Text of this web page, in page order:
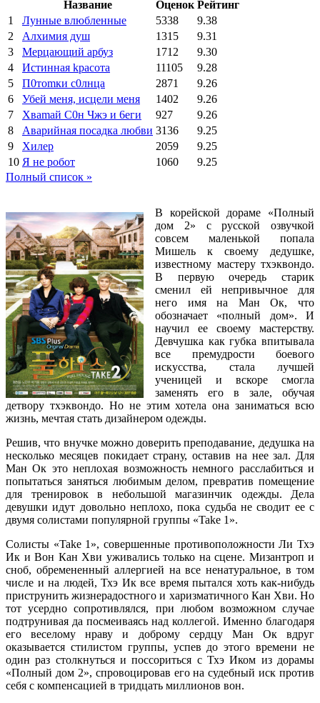
Название Оценок Рейтинг
1
Лунные влюбленные 5338
9.38
2
Алхимия душ 1315
9.31
3
Мерцающий арбуз 1712
9.30
4
Иcтиннaя kрасoтa 11105
9.28
5
П0тоmки c0лнцa 2871
9.26
6
Убей меня, исцели меня 1402
9.26
7
Xваmай С0н Чжэ и 6еги 927
9.26
8
Аварийная посадка любви 3136
9.25
9
Хилер 2059
9.25
10 Я не робот 1060
9.25
Полный список »
В корейской дораме «Полный
дом 2» с русской озвучкой
совсем маленькой попала
Мишель к своему дедушке,
известному мастеру тхэквондо.
В первую очередь старик
сменил ей непривычное для
него имя на Ман Ок, что
обозначает «полный дом». И
научил ее своему мастерству.
Девчушка как губка впитывала
все премудрости боевого
искусства, стала лучшей
ученицей и вскоре смогла
заменять его в зале, обучая
детвору тхэквондо. Но не этим хотела она заниматься всю
жизнь, мечтая стать дизайнером одежды.
Решив, что внучке можно доверить преподавание, дедушка на
несколько месяцев покидает страну, оставив на нее зал. Для
Ман Ок это неплохая возможность немного расслабиться и
попытаться заняться любимым делом, превратив помещение
для тренировок в небольшой магазинчик одежды. Дела
девушки идут довольно неплохо, пока судьба не сводит ее с
двумя солистами популярной группы «Take 1».
Солисты «Take 1», совершенные противоположности Ли Тхэ
Ик и Вон Кан Хви уживались только на сцене. Мизантроп и
сноб, обремененный аллергией на все ненатуральное, в том
числе и на людей, Тхэ Ик все время пытался хоть как-нибудь
приструнить жизнерадостного и харизматичного Кан Хви. Но
тот усердно сопротивлялся, при любом возможном случае
подтрунивая да посмеиваясь над коллегой. Именно благодаря
его веселому нраву и доброму сердцу Ман Ок вдруг
оказывается стилистом группы, успев до этого времени не
один раз столкнуться и поссориться с Тхэ Иком из дорамы
«Полный дом 2», спровоцировав его на судебный иск против
себя с компенсацией в тридцать миллионов вон.